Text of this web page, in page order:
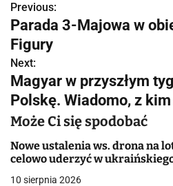
N
a
w
i
g
a
c
Previous:
Parada 3-Majowa w
Figury
Next:
Magyar w przyszłym
Polskę. Wiadomo, z
Może Ci się spodobać
Nowe ustalenia ws. drona na
celowo uderzyć w
10 sierpnia 2026